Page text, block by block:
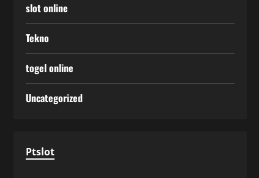
slot online
Tekno
togel online
Uncategorized
Ptslot